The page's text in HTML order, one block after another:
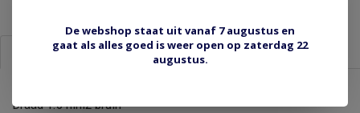
Informatie Reviews (0)
Draad 1.5 mm2 bruin
De webshop staat uit vanaf 7 augustus en
gaat als alles goed is weer open op zaterdag 22
augustus.